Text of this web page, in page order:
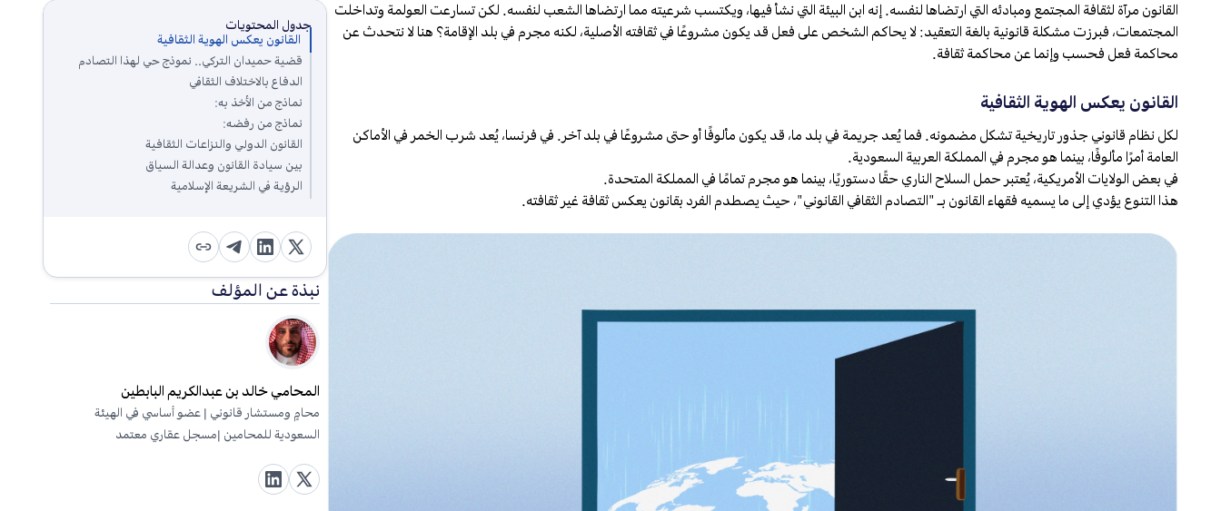
القانون مرآة لثقافة المجتمع ومبادئه التي ارتضاها لنفسه. إنه ابن البيئة التي نشأ فيها، ويكتسب شرعيته مما ارتضاها الشعب لنفسه. لكن تسارعت العولمة وتداخلت
المجتمعات، فبرزت مشكلة قانونية بالغة التعقيد: لا يحاكم الشخص على فعل قد يكون مشروعًا في ثقافته الأصلية، لكنه مجرم في بلد الإقامة؟ هنا لا نتحدث عن
محاكمة فعل فحسب وإنما عن محاكمة ثقافة.
القانون يعكس الهوية الثقافية
لكل نظام قانوني جذور تاريخية تشكل مضمونه. فما يُعد جريمة في بلد ما، قد يكون مألوفًا أو حتى مشروعًا في بلد آخر. في فرنسا، يُعد شرب الخمر في الأماكن
العامة أمرًا مألوفًا، بينما هو مجرم في المملكة العربية السعودية.
في بعض الولايات الأمريكية، يُعتبر حمل السلاح الناري حقًا دستوريًا، بينما هو مجرم تمامًا في المملكة المتحدة.
هذا التنوع يؤدي إلى ما يسميه فقهاء القانون بـ "التصادم الثقافي القانوني"، حيث يصطدم الفرد بقانون يعكس ثقافة غير ثقافته.
جدول المحتويات
القانون يعكس الهوية الثقافية
قضية حميدان التركي.. نموذج حي لهذا التصادم
الدفاع بالاختلاف الثقافي
نماذج من الأخذ به:
نماذج من رفضه:
القانون الدولي والنزاعات الثقافية
بين سيادة القانون وعدالة السياق
الرؤية في الشريعة الإسلامية
نبذة عن المؤلف
المحامي خالد بن عبدالكريم البابطين
محامٍ ومستشار قانوني | عضو أساسي في الهيئة
السعودية للمحامين |مسجل عقاري معتمد